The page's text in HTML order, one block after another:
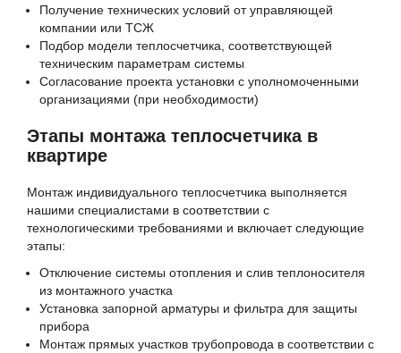
Получение технических условий от управляющей
компании или ТСЖ
Подбор модели теплосчетчика, соответствующей
техническим параметрам системы
Согласование проекта установки с уполномоченными
организациями (при необходимости)
Этапы монтажа теплосчетчика в
квартире
Монтаж индивидуального теплосчетчика выполняется
нашими специалистами в соответствии с
технологическими требованиями и включает следующие
этапы:
Отключение системы отопления и слив теплоносителя
из монтажного участка
Установка запорной арматуры и фильтра для защиты
прибора
Монтаж прямых участков трубопровода в соответствии с